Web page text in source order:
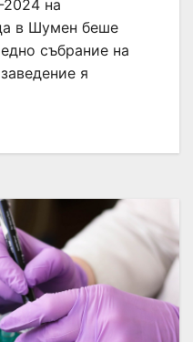
на
в Шумен беше
събрание на
я